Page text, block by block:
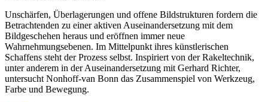
Unschärfen, Überlagerungen und offene Bildstrukturen fordern die
Betrachtenden zu einer aktiven Auseinandersetzung mit dem
Bildgeschehen heraus und eröffnen immer neue
Wahrnehmungsebenen. Im Mittelpunkt ihres künstlerischen
Schaffens steht der Prozess selbst. Inspiriert von der Rakeltechnik,
unter anderem in der Auseinandersetzung mit Gerhard Richter,
untersucht Nonhoff-van Bonn das Zusammenspiel von Werkzeug,
Farbe und Bewegung.